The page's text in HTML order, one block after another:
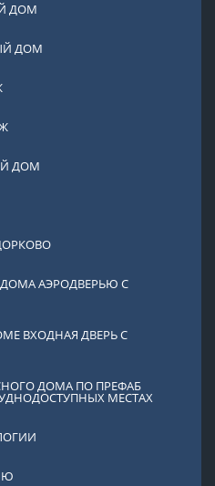
ДОМ
ДОМ
ДОМ
АЭРОДВЕРЬЮ С
ВХОДНАЯ ДВЕРЬ С
ДОМА ПО ПРЕФАБ
МЕСТАХ